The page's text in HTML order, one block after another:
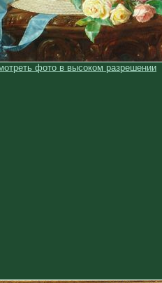
фото в высоком разрешении